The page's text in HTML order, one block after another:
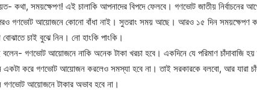
কথা, সময়ক্ষেপণ! এই চালাকি আপনাদের বিপদে ফেলবে। গণভোট জাতীয় নির্বাচনের
গণভোট আয়োজনে কোনো বাঁধা নাই। সুতরাং সময় আছে। আরও ১৫ দিন সময়ক্ষেপণ
চাই বুঝে নিন। নো হাংকি পাংকি।
গণভোট আয়োজনে নাকি অনেক টাকা খরচা হবে। একদিনে যে পরিমাণ চাঁদাবাজি
একটা করে গণভোট আয়োজন করলেও সমস্যা হবে না। তাই সরকারকে বলবো, আর যারা
গণভোট আয়োজনে টাকার অভাব হবে না।